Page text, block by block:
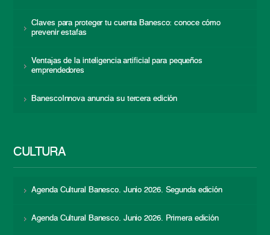
Claves para proteger tu cuenta Banesco: conoce cómo
prevenir estafas
Ventajas de la inteligencia artificial para pequeños
emprendedores
BanescoInnova anuncia su tercera edición
CULTURA
Agenda Cultural Banesco. Junio 2026. Segunda edición
Agenda Cultural Banesco. Junio 2026. Primera edición